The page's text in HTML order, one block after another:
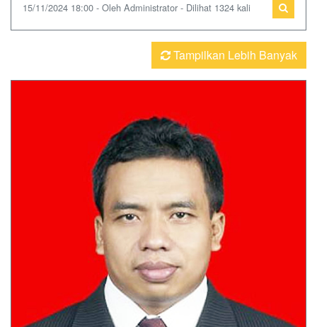
15/11/2024 18:00 - Oleh Administrator - Dilihat 1324 kali
Tampilkan Lebih Banyak